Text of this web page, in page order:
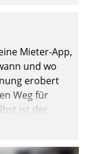
Mieter-App,
und wo
erobert
Weg für
ist der